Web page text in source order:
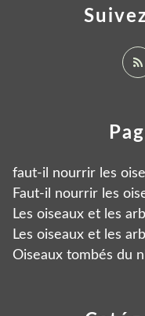
faut-il nourrir les
Faut-il nourrir les
Les oiseaux et les
Les oiseaux et les
Oiseaux tombés du